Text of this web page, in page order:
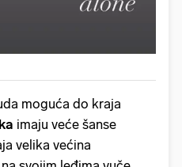
moguća do kraja
imaju veće šanse
velika većina